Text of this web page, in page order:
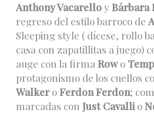
Anthony VacarelloyBárbara
regreso del estilo barroco de
Sleeping style ( dícese, rollo
casa con zapatillitas a juego)
auge con la firma Rowo
protagonismo de los cuellos
WalkeroFerdon Ferdon;
marcadas con Just Cavallio